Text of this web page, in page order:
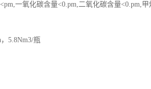
一氧化碳含量<0.pm,二氧化碳含量<0.pm,
5.8Nm3/瓶